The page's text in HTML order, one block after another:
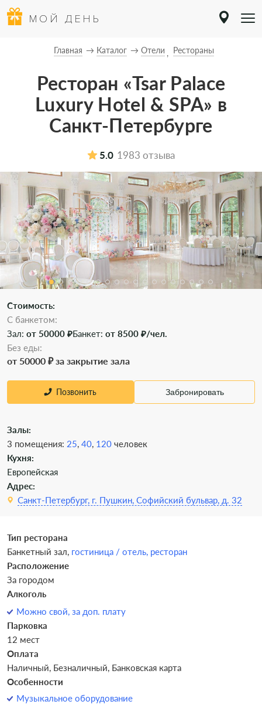
МОЙ ДЕНЬ
Главная Каталог Отели Рестораны
Ресторан «Tsar Palace
Luxury Hotel & SPA» в
Санкт-Петербурге
5.0 1983 отзыва
Стоимость:
С банкетом:
Зал: от 50000 ₽Банкет: от 8500 ₽/чел.
Без еды:
от 50000 ₽ за закрытие зала
Позвонить Забронировать
Залы:
3 помещения: 25, 40, 120 человек
Кухня:
Европейская
Адрес:
Санкт-Петербург, г. Пушкин, Софийский бульвар, д. 32
Тип ресторана
Банкетный зал, гостиница / отель, ресторан
Расположение
За городом
Алкоголь
Можно свой, за доп. плату
Парковка
12 мест
Оплата
Наличный, Безналичный, Банковская карта
Особенности
Музыкальное оборудование